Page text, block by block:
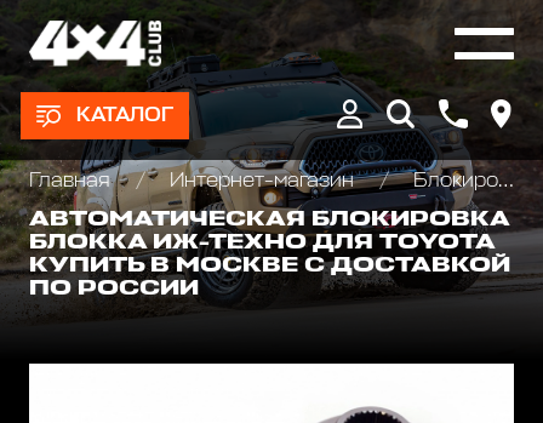
КАТАЛОГ
Главная Интернет-магазин
Блокировки дифференциала, Хабы колесные
АВТОМАТИЧЕСКАЯ БЛОКИРОВКА
БЛОККА ИЖ-ТЕХНО ДЛЯ TOYOTA
КУПИТЬ В МОСКВЕ С ДОСТАВКОЙ
ПО РОССИИ